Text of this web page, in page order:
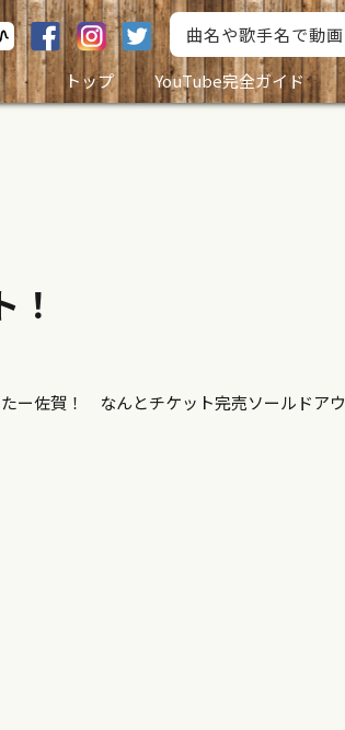
トップ
YouTube完全ガイド
ー佐賀！ なんとチケット完売ソールドアウ